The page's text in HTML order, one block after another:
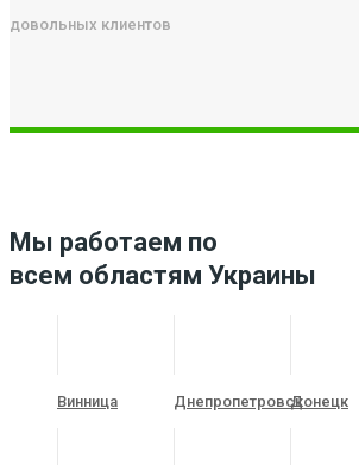
довольных клиентов
Мы работаем по
всем областям Украины
Винница ДнепропетровскДонецк